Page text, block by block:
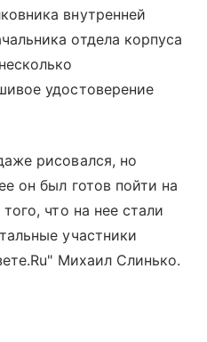
внутренней
отдела корпуса
удостоверение
рисовался, но
он был готов пойти на
что на нее стали
участники
Михаил Слинько.